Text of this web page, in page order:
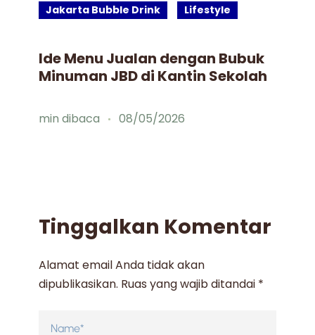
Jakarta Bubble Drink Lifestyle
Ide Menu Jualan dengan Bubuk
Minuman JBD di Kantin Sekolah
min dibaca 08/05/2026
Tinggalkan Komentar
Alamat email Anda tidak akan
dipublikasikan. Ruas yang wajib ditandai *